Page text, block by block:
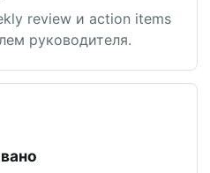
review и action items
руководителя.